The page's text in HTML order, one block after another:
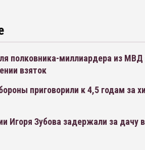
полковника-миллиардера из МВД
взяток
приговорили к 4,5 годам за
Зубова задержали за дачу